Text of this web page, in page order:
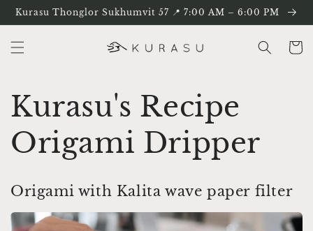
ยัง
เนื้อหา
Kurasu Thonglor Sukhumvit 57 📍 7:00 AM – 6:00 PM
ตะกร้า
สินค้า
Kurasu's Recipe
Origami Dripper
Origami with Kalita wave paper filter